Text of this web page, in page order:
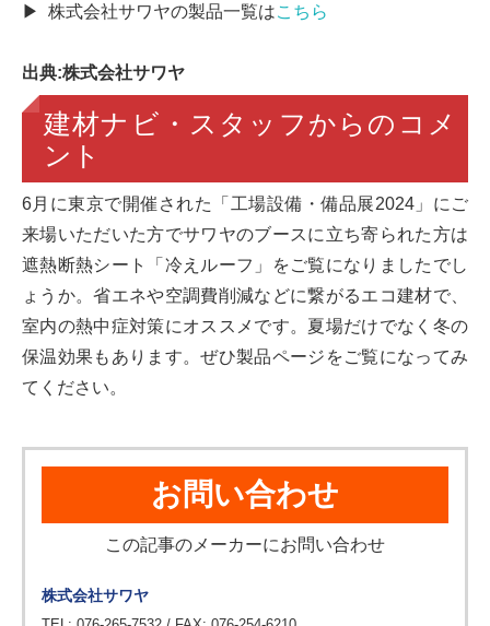
▶ 株式会社サワヤの製品一覧はこちら
出典:株式会社サワヤ
建材ナビ・スタッフからのコメ
ント
6月に東京で開催された「工場設備・備品展2024」にご
来場いただいた方でサワヤのブースに立ち寄られた方は
遮熱断熱シート「冷えルーフ」をご覧になりましたでし
ょうか。省エネや空調費削減などに繋がるエコ建材で、
室内の熱中症対策にオススメです。夏場だけでなく冬の
保温効果もあります。ぜひ製品ページをご覧になってみ
てください。
お問い合わせ
この記事のメーカーにお問い合わせ
株式会社サワヤ